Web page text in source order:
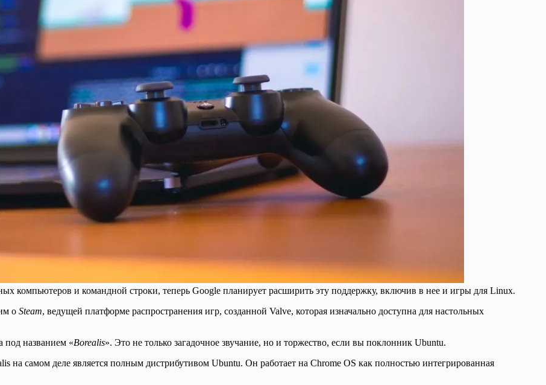
компьютеров и командной строки, теперь Google планирует расширить эту поддержку, включив в нее и игры для Linux.
о Steam, ведущей платформе распространения игр, созданной Valve, которая изначально доступна для настольных
под названием «Borealis». Это не только загадочное звучание, но и торжество, если вы поклонник Ubuntu.
на самом деле является полным дистрибутивом Ubuntu. Он работает на Chrome OS как полностью интегрированная